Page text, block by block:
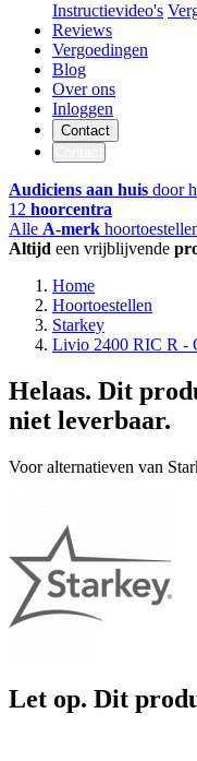
Instructievideo's
Reviews
Vergoedingen
Blog
Over ons
Inloggen
Contact
Audiciens aan huis door
12 hoorcentra
Alle A-merk
Altijd een vrijblijvende
Home
Hoortoestellen
Starkey
Livio 2400 RIC R -
Helaas. Dit
niet leverbaar.
Voor alternatieven van
Let op. Dit